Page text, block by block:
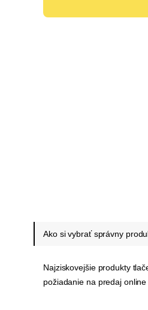
Ako si vybrať správny
Najziskovejšie produkty
požiadanie na predaj online